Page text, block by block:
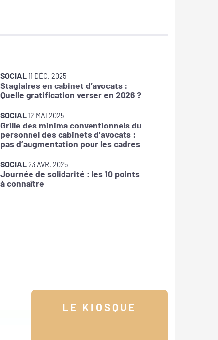
SOCIAL 11 DÉC. 2025
Stagiaires en cabinet d’avocats :
Quelle gratification verser en 2026 ?
SOCIAL 12 MAI 2025
Grille des minima conventionnels du
personnel des cabinets d’avocats :
pas d’augmentation pour les cadres
SOCIAL 23 AVR. 2025
Journée de solidarité : les 10 points
à connaître
LE KIOSQUE